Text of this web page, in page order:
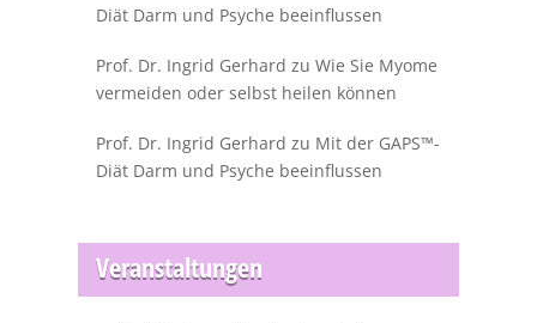
Diät Darm und Psyche beeinflussen
Prof. Dr. Ingrid Gerhard zu Wie Sie Myome
vermeiden oder selbst heilen können
Prof. Dr. Ingrid Gerhard zu Mit der GAPS™-
Diät Darm und Psyche beeinflussen
Veranstaltungen